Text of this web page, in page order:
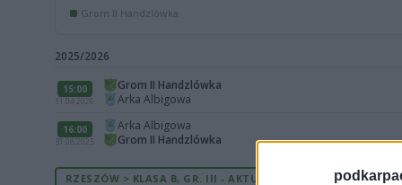
Grom II Handzlówka
2025/2026
15:00
11.04.2026
Grom II Handzlówka
Arka Albigowa
16:00
31.08.2025
Arka Albigowa
Grom II Handzlówka
RZESZÓW > KLASA B, GR. III - AKTUALNA TABELA